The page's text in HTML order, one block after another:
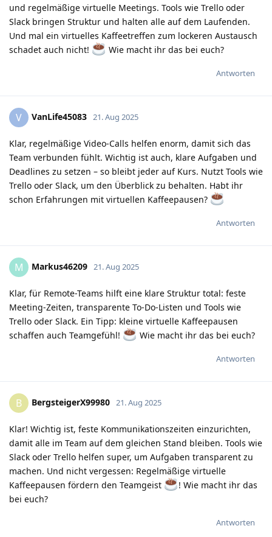
und regelmäßige virtuelle Meetings. Tools wie Trello oder
Slack bringen Struktur und halten alle auf dem Laufenden.
Und mal ein virtuelles Kaffeetreffen zum lockeren Austausch
schadet auch nicht!
Wie macht ihr das bei euch?
Antworten
V VanLife45083 21. Aug 2025
Klar, regelmäßige Video-Calls helfen enorm, damit sich das
Team verbunden fühlt. Wichtig ist auch, klare Aufgaben und
Deadlines zu setzen – so bleibt jeder auf Kurs. Nutzt Tools wie
Trello oder Slack, um den Überblick zu behalten. Habt ihr
schon Erfahrungen mit virtuellen Kaffeepausen?
Antworten
M Markus46209 21. Aug 2025
Klar, für Remote-Teams hilft eine klare Struktur total: feste
Meeting-Zeiten, transparente To-Do-Listen und Tools wie
Trello oder Slack. Ein Tipp: kleine virtuelle Kaffeepausen
schaffen auch Teamgefühl!
Wie macht ihr das bei euch?
Antworten
B BergsteigerX99980 21. Aug 2025
Klar! Wichtig ist, feste Kommunikationszeiten einzurichten,
damit alle im Team auf dem gleichen Stand bleiben. Tools wie
Slack oder Trello helfen super, um Aufgaben transparent zu
machen. Und nicht vergessen: Regelmäßige virtuelle
Kaffeepausen fördern den Teamgeist
! Wie macht ihr das
bei euch?
Antworten